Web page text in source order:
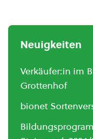
Neuigkeiten
Verkäufer:in im
Grottenhof
bionet